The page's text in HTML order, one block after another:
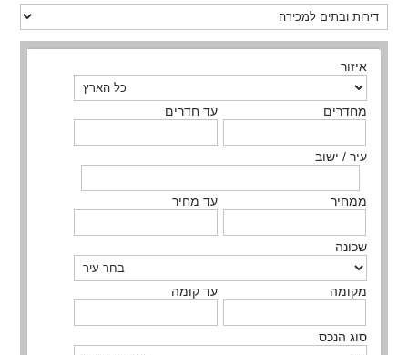
איזור
מחדרים עד חדרים
עיר / ישוב
ממחיר עד מחיר
שכונה
מקומה עד קומה
סוג הנכס